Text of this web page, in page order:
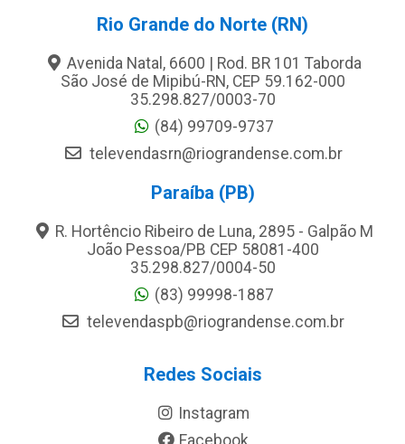
Rio Grande do Norte (RN)
Avenida Natal, 6600 | Rod. BR 101 Taborda
São José de Mipibú-RN, CEP 59.162-000
35.298.827/0003-70
(84) 99709-9737
televendasrn@riograndense.com.br
Paraíba (PB)
R. Hortêncio Ribeiro de Luna, 2895 - Galpão M
João Pessoa/PB CEP 58081-400
35.298.827/0004-50
(83) 99998-1887
televendaspb@riograndense.com.br
Redes Sociais
Instagram
Facebook